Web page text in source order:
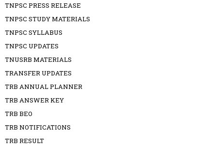
TNPSC PRESS RELEASE
TNPSC STUDY MATERIALS
TNPSC SYLLABUS
TNPSC UPDATES
TNUSRB MATERIALS
TRANSFER UPDATES
TRB ANNUAL PLANNER
TRB ANSWER KEY
TRB BEO
TRB NOTIFICATIONS
TRB RESULT